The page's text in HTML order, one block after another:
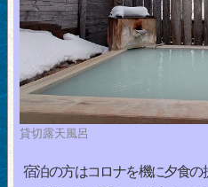
貸切露天風呂
宿泊の方はコロナを機に夕食の